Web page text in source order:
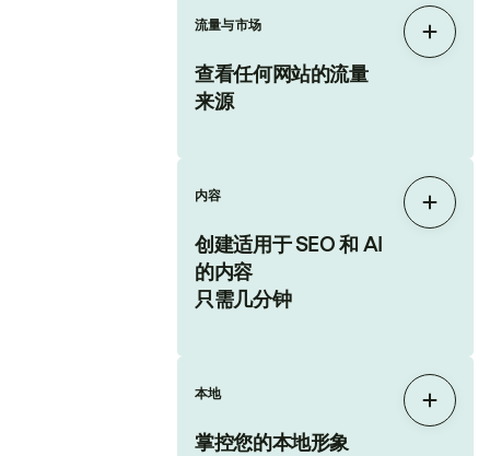
流量与市场
查看任何网站的流量
来源
展开
内容
创建适用于 SEO 和 AI
的内容
只需几分钟
展开
本地
掌控您的本地形象
展开